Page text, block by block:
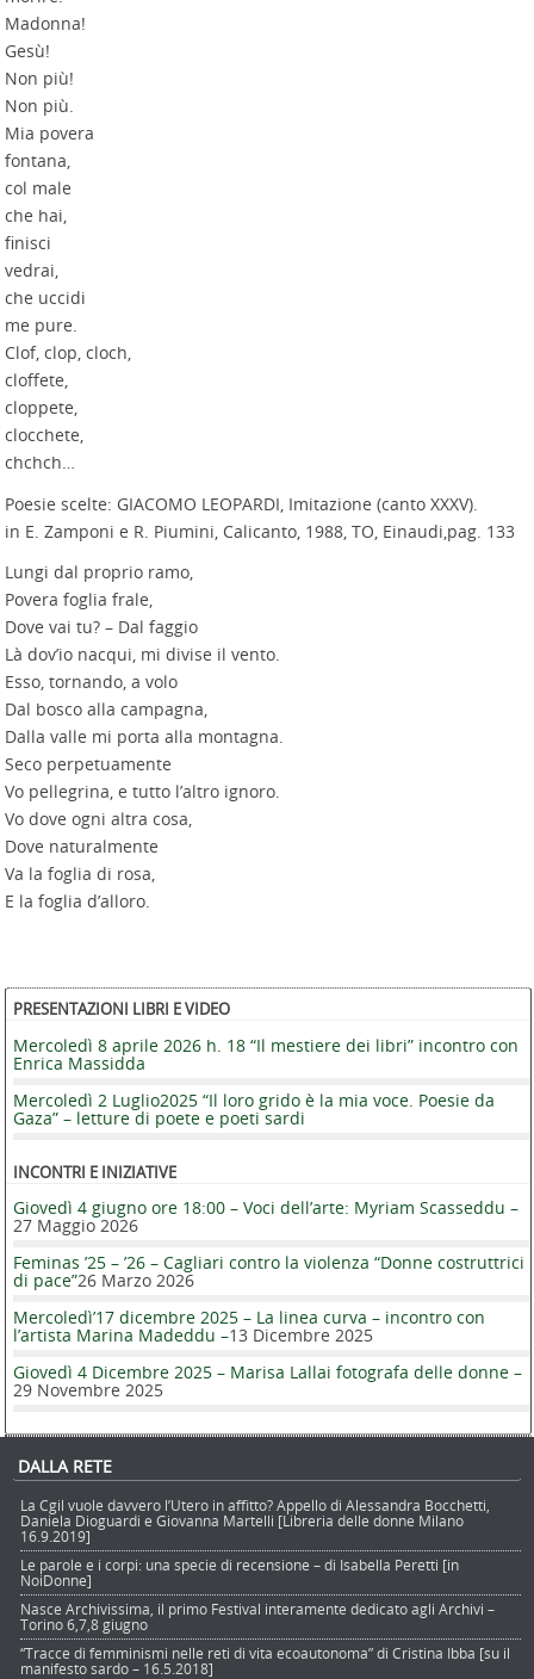
Madonna!
Gesù!
Non più!
Non più.
Mia povera
fontana,
col male
che hai,
finisci
vedrai,
che uccidi
me pure.
Clof, clop, cloch,
cloffete,
cloppete,
clocchete,
chchch…
Poesie scelte: GIACOMO LEOPARDI, Imitazione (canto XXXV).
in E. Zamponi e R. Piumini, Calicanto, 1988, TO, Einaudi,pag. 133
Lungi dal proprio ramo,
Povera foglia frale,
Dove vai tu? – Dal faggio
Là dov’io nacqui, mi divise il vento.
Esso, tornando, a volo
Dal bosco alla campagna,
Dalla valle mi porta alla montagna.
Seco perpetuamente
Vo pellegrina, e tutto l’altro ignoro.
Vo dove ogni altra cosa,
Dove naturalmente
Va la foglia di rosa,
E la foglia d’alloro.
PRESENTAZIONI LIBRI E VIDEO
Mercoledì 8 aprile 2026 h. 18 “Il mestiere dei libri” incontro con
Enrica Massidda
Mercoledì 2 Luglio2025 “Il loro grido è la mia voce. Poesie da
Gaza” – letture di poete e poeti sardi
INCONTRI E INIZIATIVE
Giovedì 4 giugno ore 18:00 – Voci dell’arte: Myriam Scasseddu –
27 Maggio 2026
Feminas ’25 – ’26 – Cagliari contro la violenza “Donne costruttrici
di pace”26 Marzo 2026
Mercoledì’17 dicembre 2025 – La linea curva – incontro con
l’artista Marina Madeddu –13 Dicembre 2025
Giovedì 4 Dicembre 2025 – Marisa Lallai fotografa delle donne –
29 Novembre 2025
DALLA RETE
La Cgil vuole davvero l’Utero in affitto? Appello di Alessandra Bocchetti,
Daniela Dioguardi e Giovanna Martelli [Libreria delle donne Milano
16.9.2019]
Le parole e i corpi: una specie di recensione – di Isabella Peretti [in
NoiDonne]
Nasce Archivissima, il primo Festival interamente dedicato agli Archivi –
Torino 6,7,8 giugno
“Tracce di femminismi nelle reti di vita ecoautonoma” di Cristina Ibba [su il
manifesto sardo – 16.5.2018]